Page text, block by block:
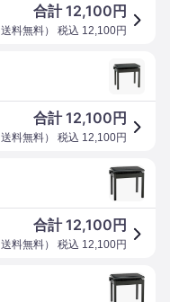
合計12,100 円
送料無料） 税込 12,100円
合計12,100 円
送料無料） 税込 12,100円
合計12,100 円
送料無料） 税込 12,100円